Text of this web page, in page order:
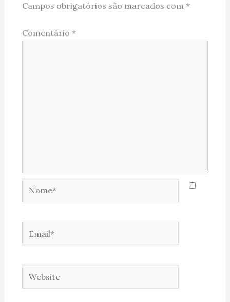
Campos obrigatórios são marcados com *
Comentário *
Name*
Email*
Website